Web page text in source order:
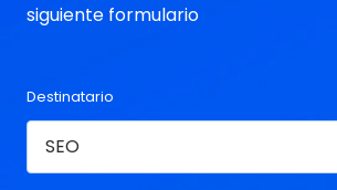
siguiente formulario
Destinatario